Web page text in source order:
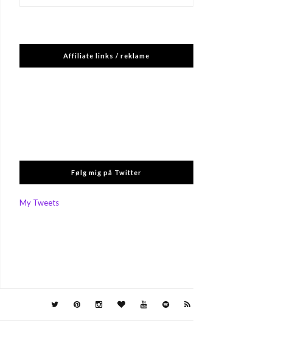
Affiliate links / reklame
Følg mig på Twitter
My Tweets